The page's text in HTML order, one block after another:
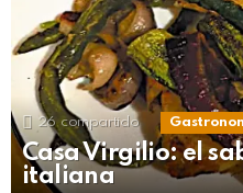
26 compartido
Casa Virgilio: el
italiana